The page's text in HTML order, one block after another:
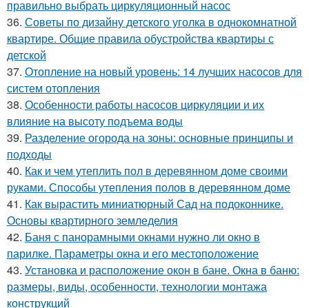
правильно выбрать циркуляционный насос
36. Советы по дизайну детского уголка в однокомнатной
квартире. Общие правила обустройства квартиры с
детской
37. Отопление на новый уровень: 14 лучших насосов для
систем отопления
38. Особенности работы насосов циркуляции и их
влияние на высоту подъема воды
39. Разделение огорода на зоны: основные принципы и
подходы
40. Как и чем утеплить пол в деревянном доме своими
руками. Способы утепления полов в деревянном доме
41. Как вырастить миниатюрный Сад на подоконнике.
Основы квартирного земледелия
42. Баня с панорамными окнами нужно ли окно в
парилке. Параметры окна и его местоположение
43. Установка и расположение окон в бане. Окна в баню:
размеры, виды, особенности, технологии монтажа
конструкций